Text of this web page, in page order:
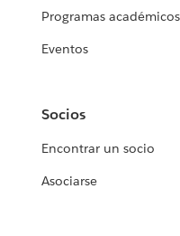
Programas académicos
Eventos
Socios
Encontrar un socio
Asociarse